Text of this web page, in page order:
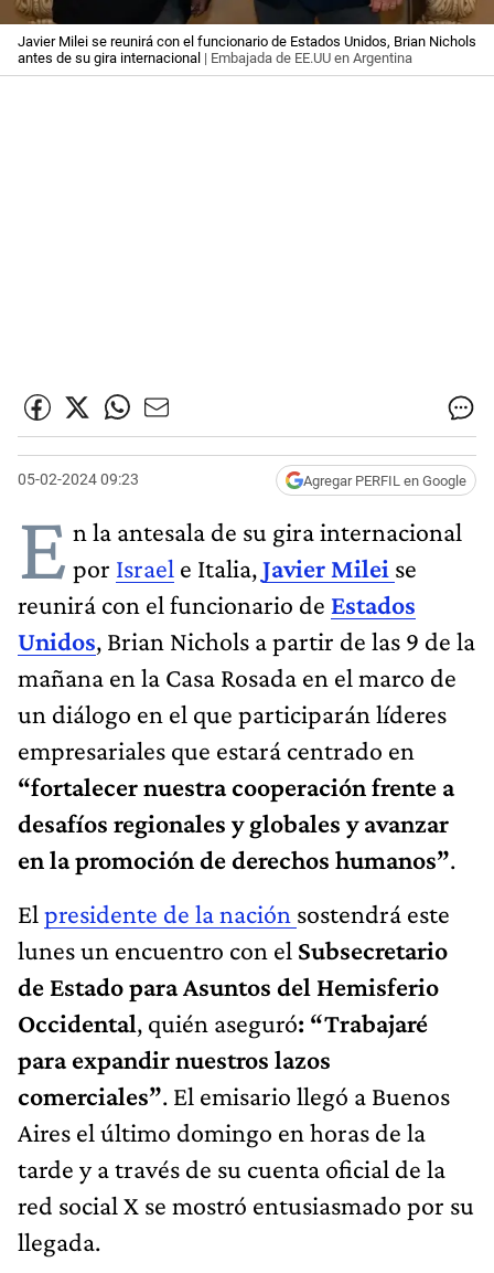
Javier Milei se reunirá con el funcionario de Estados Unidos, Brian Nichols
antes de su gira internacional | Embajada de EE.UU en Argentina
05-02-2024 09:23 Agregar PERFIL en Google
E n la antesala de su gira internacional
por Israel e Italia,Javier Milei se
reunirá con el funcionario de Estados
Unidos, Brian Nichols a partir de las 9 de la
mañana en la Casa Rosada en el marco de
un diálogo en el que participarán líderes
empresariales que estará centrado en
“fortalecer nuestra cooperación frente a
desafíos regionales y globales y avanzar
en la promoción de derechos humanos”.
El presidente de la nación sostendrá este
lunes un encuentro con el Subsecretario
de Estado para Asuntos del Hemisferio
Occidental, quién aseguró: “Trabajaré
para expandir nuestros lazos
comerciales”. El emisario llegó a Buenos
Aires el último domingo en horas de la
tarde y a través de su cuenta oficial de la
red social X se mostró entusiasmado por su
llegada.